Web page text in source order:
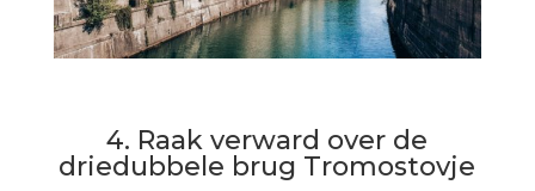
4. Raak verward over de
driedubbele brug Tromostovje